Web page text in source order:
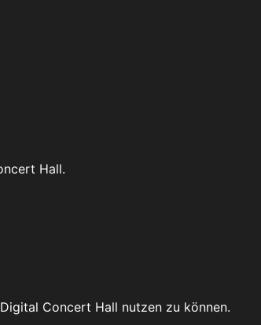
Hall.
Concert Hall nutzen zu können.